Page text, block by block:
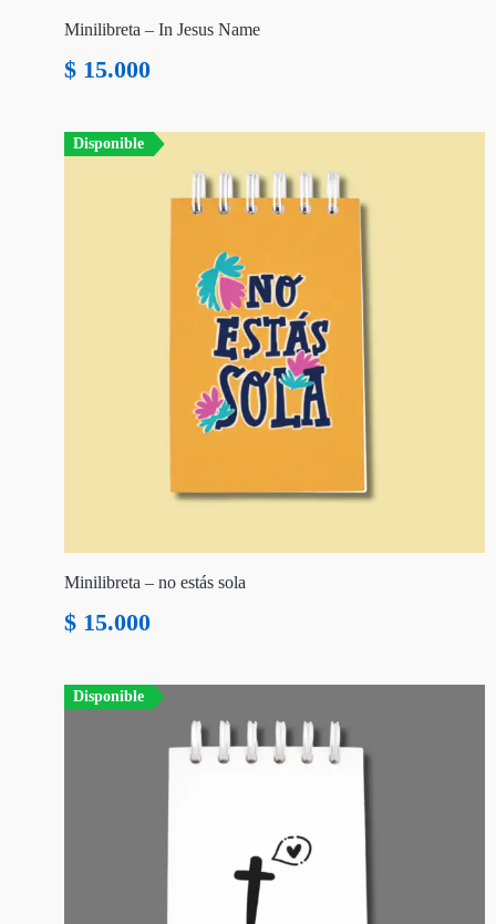
Minilibreta – In Jesus Name
$ 15.000
Disponible
Minilibreta – no estás sola
$ 15.000
Disponible